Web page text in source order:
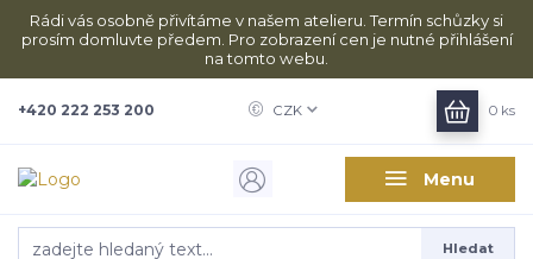
Rádi vás osobně přivítáme v našem atelieru. Termín schůzky si
prosím domluvte předem. Pro zobrazení cen je nutné přihlášení
na tomto webu.
Menu
CZK
Hledat
+420 222 253 200 0 ks